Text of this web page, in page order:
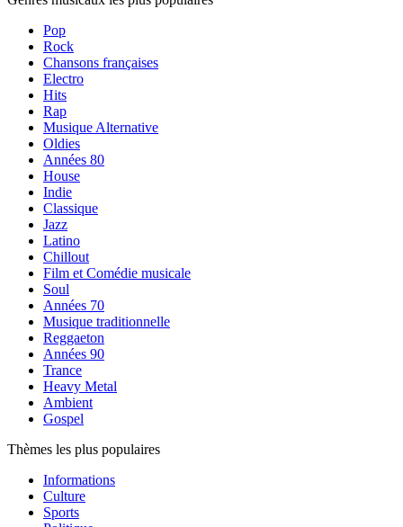
Pop
Rock
Chansons françaises
Electro
Hits
Rap
Musique Alternative
Oldies
Années 80
House
Indie
Classique
Jazz
Latino
Chillout
Film et Comédie musicale
Soul
Années 70
Musique traditionnelle
Reggaeton
Années 90
Trance
Heavy Metal
Ambient
Gospel
Thèmes les plus populaires
Informations
Culture
Sports